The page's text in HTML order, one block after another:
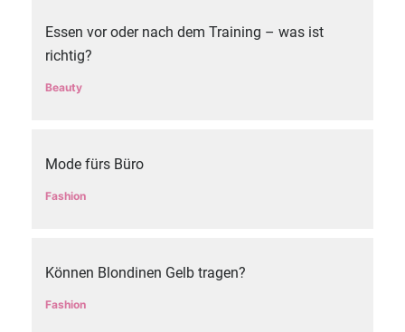
Essen vor oder nach dem Training – was ist
richtig?
Beauty
Mode fürs Büro
Fashion
Können Blondinen Gelb tragen?
Fashion